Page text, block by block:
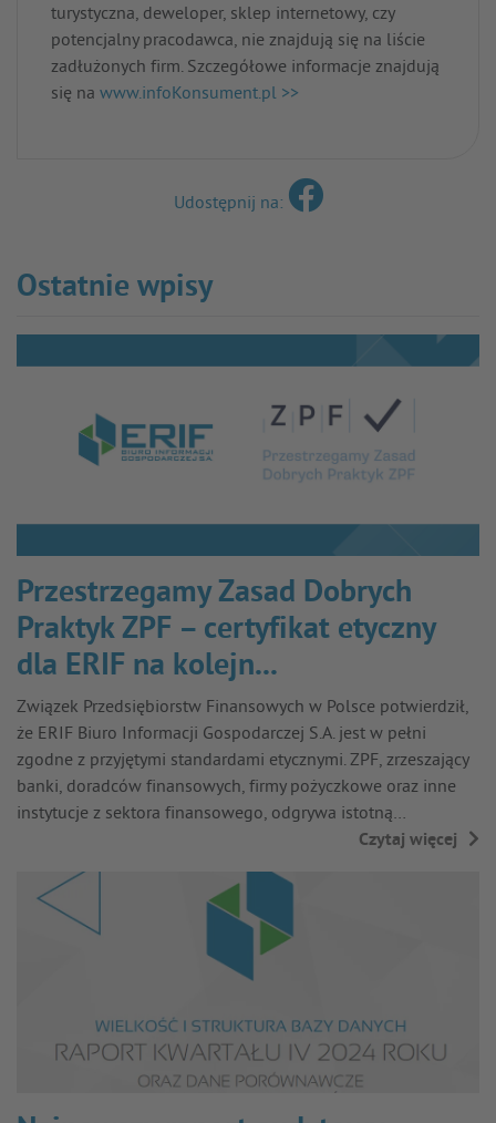
turystyczna, deweloper, sklep internetowy, czy
potencjalny pracodawca, nie znajdują się na liście
zadłużonych firm. Szczegółowe informacje znajdują
się na www.infoKonsument.pl >>
Udostępnij na:
Ostatnie wpisy
Przestrzegamy Zasad Dobrych
Praktyk ZPF – certyfikat etyczny
dla ERIF na kolejn...
Związek Przedsiębiorstw Finansowych w Polsce potwierdził,
że ERIF Biuro Informacji Gospodarczej S.A. jest w pełni
zgodne z przyjętymi standardami etycznymi. ZPF, zrzeszający
banki, doradców finansowych, firmy pożyczkowe oraz inne
instytucje z sektora finansowego, odgrywa istotną…
Czytaj więcej